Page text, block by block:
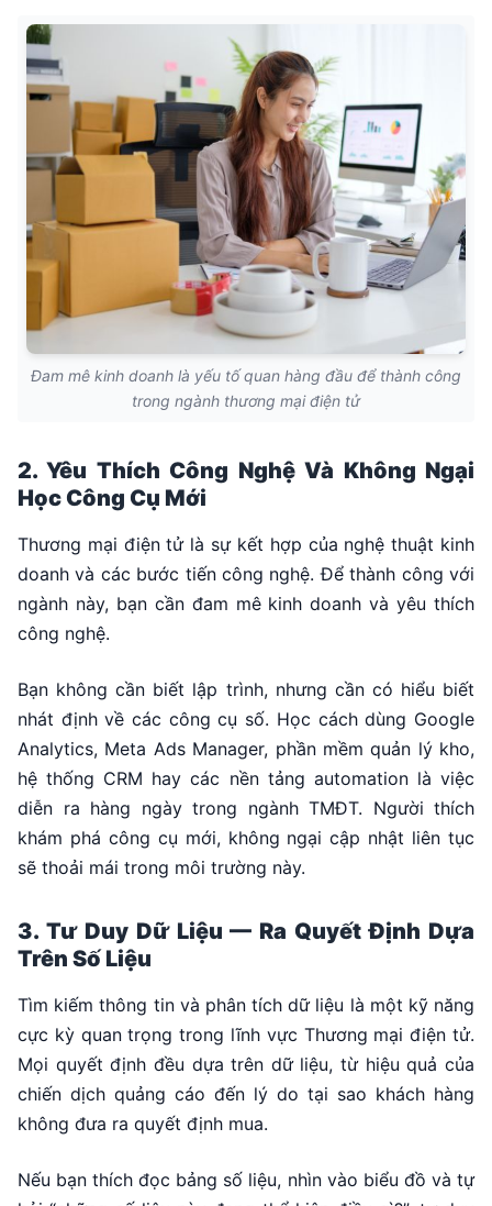
Đam mê kinh doanh là yếu tố quan hàng đầu để thành công
trong ngành thương mại điện tử
2. Yêu Thích Công Nghệ Và Không Ngại
Học Công Cụ Mới
Thương mại điện tử là sự kết hợp của nghệ thuật kinh
doanh và các bước tiến công nghệ. Để thành công với
ngành này, bạn cần đam mê kinh doanh và yêu thích
công nghệ.
Bạn không cần biết lập trình, nhưng cần có hiểu biết
nhát định về các công cụ số. Học cách dùng Google
Analytics, Meta Ads Manager, phần mềm quản lý kho,
hệ thống CRM hay các nền tảng automation là việc
diễn ra hàng ngày trong ngành TMĐT. Người thích
khám phá công cụ mới, không ngại cập nhật liên tục
sẽ thoải mái trong môi trường này.
3. Tư Duy Dữ Liệu — Ra Quyết Định Dựa
Trên Số Liệu
Tìm kiếm thông tin và phân tích dữ liệu là một kỹ năng
cực kỳ quan trọng trong lĩnh vực Thương mại điện tử.
Mọi quyết định đều dựa trên dữ liệu, từ hiệu quả của
chiến dịch quảng cáo đến lý do tại sao khách hàng
không đưa ra quyết định mua.
Nếu bạn thích đọc bảng số liệu, nhìn vào biểu đồ và tự